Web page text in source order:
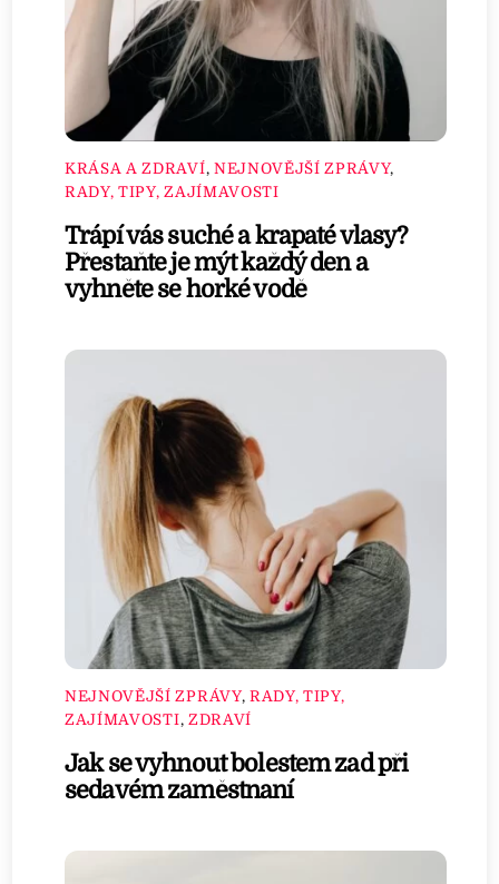
KRÁSA A ZDRAVÍ, NEJNOVĚJŠÍ ZPRÁVY,
RADY, TIPY, ZAJÍMAVOSTI
Trápí vás suché a krapaté vlasy?
Přestaňte je mýt každý den a
vyhněte se horké vodě
NEJNOVĚJŠÍ ZPRÁVY, RADY, TIPY,
ZAJÍMAVOSTI, ZDRAVÍ
Jak se vyhnout bolestem zad při
sedavém zaměstnaní